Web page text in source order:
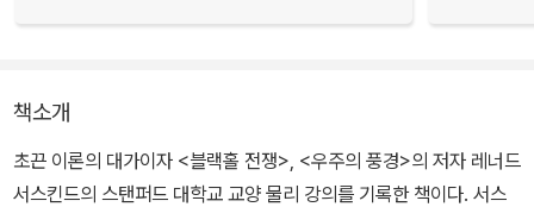
책소개
초끈 이론의 대가이자 <블랙홀 전쟁>, <우주의 풍경>의 저자 레너드
서스킨드의 스탠퍼드 대학교 교양 물리 강의를 기록한 책이다. 서스